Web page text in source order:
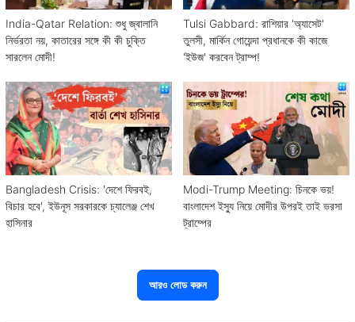
India-Qatar Relation: শুধু জ্বালানি
নির্ভরতা নয়, কাতারের সঙ্গে কী কী চুক্তি
সারলেন মোদী!
Tulsi Gabbard: রাশিয়ার 'অ্যাসেট'
তুলসী, মার্কিন গোয়েন্দা প্রধানকে কী কাজে
'ইউজ' করবেন ট্রাম্প!
Bangladesh Crisis: 'দেশে ফিরবই,
বিচার হবে', ইউনূস সরকারকে চ্যালেঞ্জ শেখ
হাসিনার
Modi-Trump Meeting: চিনকে ভয়!
বাংলাদেশ ইস্যু নিয়ে মোদীর উপরই তাই ভরসা
ট্রাম্পের
আরও লোড করুন